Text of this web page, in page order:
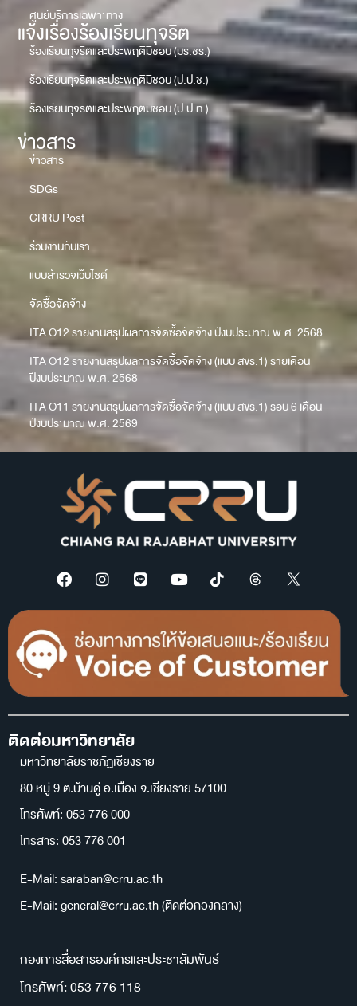
ศูนย์บริการเฉพาะทาง
แจ้งเรื่องร้องเรียนทุจริต
ร้องเรียนทุจริตและประพฤติมิชอบ (มร.ชร.)
ร้องเรียนทุจริตและประพฤติมิชอบ (ป.ป.ช.)
ร้องเรียนทุจริตและประพฤติมิชอบ (ป.ป.ท.)
ข่าวสาร
ข่าวสาร
SDGs
CRRU Post
ร่วมงานกับเรา
แบบสำรวจเว็บไซต์
จัดซื้อจัดจ้าง
ITA O12 รายงานสรุปผลการจัดซื้อจัดจ้าง ปีงบประมาณ พ.ศ. 2568
ITA O12 รายงานสรุปผลการจัดซื้อจัดจ้าง (แบบ สขร.1) รายเดือน
ปีงบประมาณ พ.ศ. 2568
ITA O11 รายงานสรุปผลการจัดซื้อจัดจ้าง (แบบ สขร.1) รอบ 6 เดือน
ปีงบประมาณ พ.ศ. 2569
ติดต่อมหาวิทยาลัย
มหาวิทยาลัยราชภัฏเชียงราย
80 หมู่ 9 ต.บ้านดู่ อ.เมือง จ.เชียงราย 57100
โทรศัพท์: 053 776 000
โทรสาร: 053 776 001
E-Mail: saraban@crru.ac.th
E-Mail: general@crru.ac.th (ติดต่อกองกลาง)
กองการสื่อสารองค์กรและประชาสัมพันธ์
โทรศัพท์: 053 776 118